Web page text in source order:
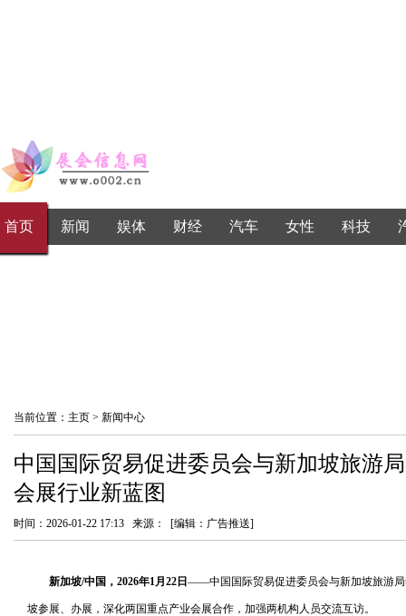
首页 新闻 娱体 财经 汽车 女性 科技
当前位置： 主页 > 新闻中心
中国国际贸易促进委员会与新加坡旅游
会展行业新蓝图
时间：2026-01-22 17:13 来源： [编辑：广告推送]
新加坡/中国， 2026年1月 22 日 ——中国国际贸易促进委员会与新加坡旅游
坡参展、办展，深化两国重点产业会展合作，加强两机构人员交流互访。